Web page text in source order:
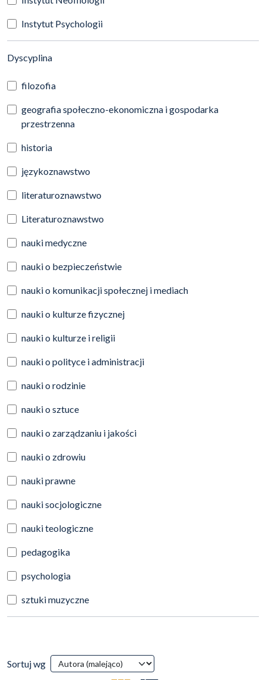
Instytut Psychologii
Dyscyplina(automatyczne przeładowanie treści)
filozofia
geografia społeczno-ekonomiczna i gospodarka
przestrzenna
historia
językoznawstwo
literaturoznawstwo
Literaturoznawstwo
nauki medyczne
nauki o bezpieczeństwie
nauki o komunikacji społecznej i mediach
nauki o kulturze fizycznej
nauki o kulturze i religii
nauki o polityce i administracji
nauki o rodzinie
nauki o sztuce
nauki o zarządzaniu i jakości
nauki o zdrowiu
nauki prawne
nauki socjologiczne
nauki teologiczne
pedagogika
psychologia
sztuki muzyczne
Wyniki wyszukiwania
Sortuj wg
(automatyczne przeładowanie treści)